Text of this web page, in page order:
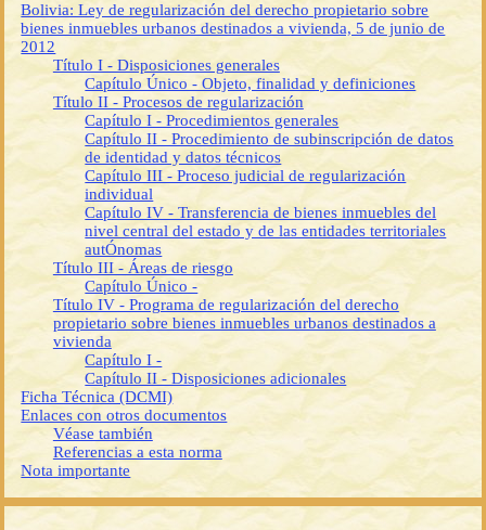
Bolivia: Ley de regularización del derecho propietario sobre
bienes inmuebles urbanos destinados a vivienda, 5 de junio de
2012
Título I - Disposiciones generales
Capítulo Único - Objeto, finalidad y definiciones
Título II - Procesos de regularización
Capítulo I - Procedimientos generales
Capítulo II - Procedimiento de subinscripción de datos
de identidad y datos técnicos
Capítulo III - Proceso judicial de regularización
individual
Capítulo IV - Transferencia de bienes inmuebles del
nivel central del estado y de las entidades territoriales
autÓnomas
Título III - Áreas de riesgo
Capítulo Único -
Título IV - Programa de regularización del derecho
propietario sobre bienes inmuebles urbanos destinados a
vivienda
Capítulo I -
Capítulo II - Disposiciones adicionales
Ficha Técnica (DCMI)
Enlaces con otros documentos
Véase también
Referencias a esta norma
Nota importante